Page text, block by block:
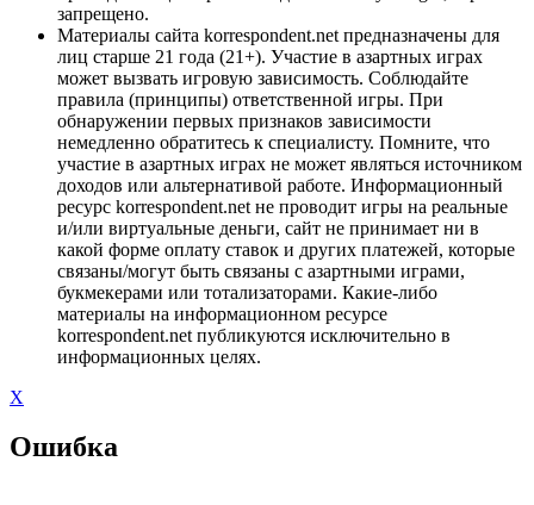
запрещено.
Материалы сайта korrespondent.net предназначены для
лиц старше 21 года (21+). Участие в азартных играх
может вызвать игровую зависимость. Соблюдайте
правила (принципы) ответственной игры. При
обнаружении первых признаков зависимости
немедленно обратитесь к специалисту. Помните, что
участие в азартных играх не может являться источником
доходов или альтернативой работе. Информационный
ресурс korrespondent.net не проводит игры на реальные
и/или виртуальные деньги, сайт не принимает ни в
какой форме оплату ставок и других платежей, которые
связаны/могут быть связаны с азартными играми,
букмекерами или тотализаторами. Какие-либо
материалы на информационном ресурсе
korrespondent.net публикуются исключительно в
информационных целях.
X
Ошибка